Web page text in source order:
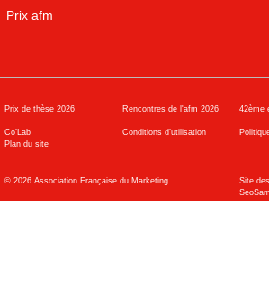
Prix afm
Prix de thèse 2026 Rencontres de l'afm 2026 42ème
Co’Lab
Conditions d’utilisation
Plan du site
© 2026Association Française du Marketing
Site